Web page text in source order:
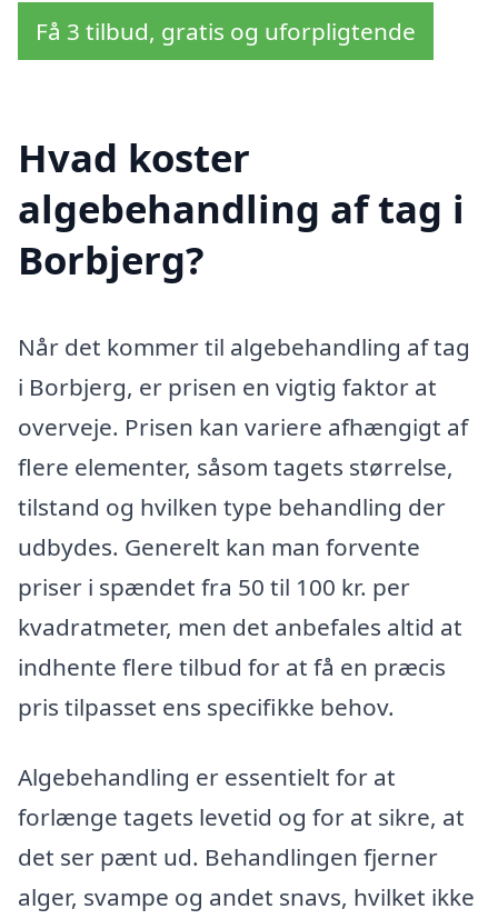
Få 3 tilbud, gratis og uforpligtende
Hvad koster
algebehandling af tag i
Borbjerg?
Når det kommer til algebehandling af tag
i Borbjerg, er prisen en vigtig faktor at
overveje. Prisen kan variere afhængigt af
flere elementer, såsom tagets størrelse,
tilstand og hvilken type behandling der
udbydes. Generelt kan man forvente
priser i spændet fra 50 til 100 kr. per
kvadratmeter, men det anbefales altid at
indhente flere tilbud for at få en præcis
pris tilpasset ens specifikke behov.
Algebehandling er essentielt for at
forlænge tagets levetid og for at sikre, at
det ser pænt ud. Behandlingen fjerner
alger, svampe og andet snavs, hvilket ikke